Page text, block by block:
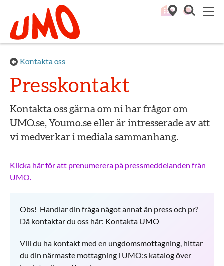
Till startsidan för Umo
Kontakta oss
Presskontakt
Kontakta oss gärna om ni har frågor om
UMO.se, Youmo.se eller är intresserade av att
vi medverkar i mediala sammanhang.
Klicka här för att prenumerera på pressmeddelanden från
UMO.
Obs! Handlar din fråga något annat än press och pr?
Då kontaktar du oss här: Kontakta UMO
Vill du ha kontakt med en ungdomsmottagning, hittar
du din närmaste mottagning i UMO:s katalog över